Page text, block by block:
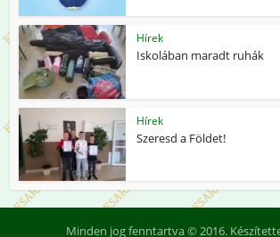
Hírek
Iskolában maradt ruhák
Hírek
Szeresd a Földet!
Minden jog fenntartva © 2016.